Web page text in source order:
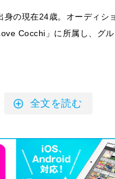
身の現在24歳。オーディシ
Cocchi」に所属し、グ
全文を読む